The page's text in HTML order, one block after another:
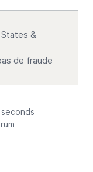
&
de fraude